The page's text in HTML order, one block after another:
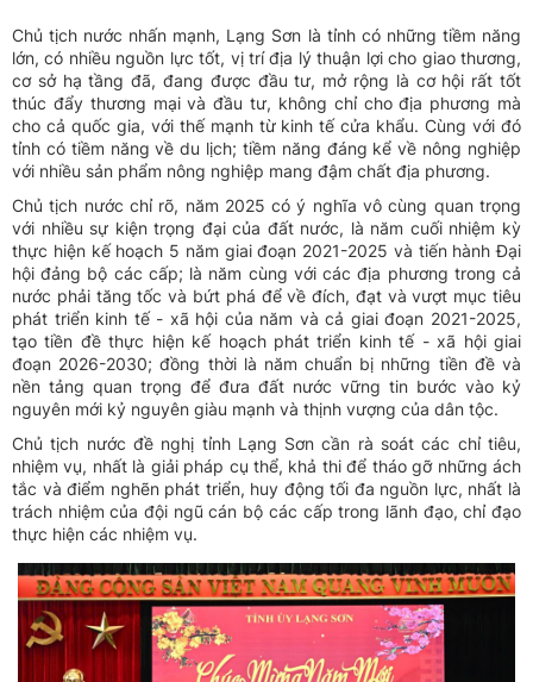
Chủ tịch nước nhấn mạnh, Lạng Sơn là tỉnh có những tiềm năng
lớn, có nhiều nguồn lực tốt, vị trí địa lý thuận lợi cho giao thương,
cơ sở hạ tầng đã, đang được đầu tư, mở rộng là cơ hội rất tốt
thúc đẩy thương mại và đầu tư, không chỉ cho địa phương mà
cho cả quốc gia, với thế mạnh từ kinh tế cửa khẩu. Cùng với đó
tỉnh có tiềm năng về du lịch; tiềm năng đáng kể về nông nghiệp
với nhiều sản phẩm nông nghiệp mang đậm chất địa phương.
Chủ tịch nước chỉ rõ, năm 2025 có ý nghĩa vô cùng quan trọng
với nhiều sự kiện trọng đại của đất nước, là năm cuối nhiệm kỳ
thực hiện kế hoạch 5 năm giai đoạn 2021-2025 và tiến hành Đại
hội đảng bộ các cấp; là năm cùng với các địa phương trong cả
nước phải tăng tốc và bứt phá để về đích, đạt và vượt mục tiêu
phát triển kinh tế - xã hội của năm và cả giai đoạn 2021-2025,
tạo tiền đề thực hiện kế hoạch phát triển kinh tế - xã hội giai
đoạn 2026-2030; đồng thời là năm chuẩn bị những tiền đề và
nền tảng quan trọng để đưa đất nước vững tin bước vào kỷ
nguyên mới kỷ nguyên giàu mạnh và thịnh vượng của dân tộc.
Chủ tịch nước đề nghị tỉnh Lạng Sơn cần rà soát các chỉ tiêu,
nhiệm vụ, nhất là giải pháp cụ thể, khả thi để tháo gỡ những ách
tắc và điểm nghẽn phát triển, huy động tối đa nguồn lực, nhất là
trách nhiệm của đội ngũ cán bộ các cấp trong lãnh đạo, chỉ đạo
thực hiện các nhiệm vụ.